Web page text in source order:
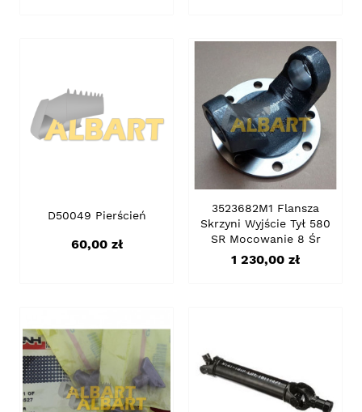
D50049 Pierścień
Cena
60,00 zł
3523682M1 Flansza
Skrzyni Wyjście Tył 580
SR Mocowanie 8 Śr
Cena
1 230,00 zł